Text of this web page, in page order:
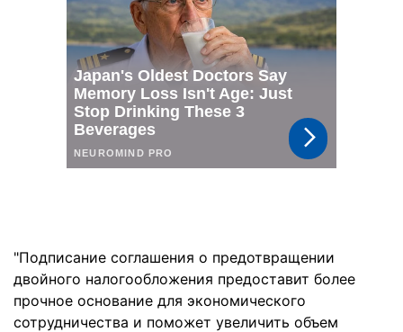
"Подписание соглашения о предотвращении
двойного налогообложения предоставит более
прочное основание для экономического
сотрудничества и поможет увеличить объем